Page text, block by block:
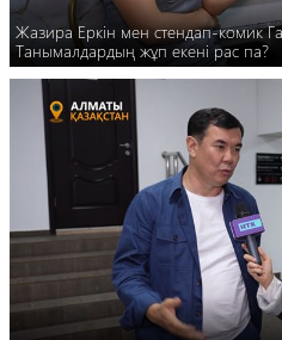
Жазира Еркін мен стендап-комик
Танымалдардың жұп екені рас па?